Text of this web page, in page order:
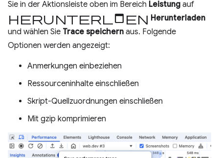
Sie in der Aktionsleiste oben im Bereich Leistung auf
Herunterladen Herunterladen
und wählen Sie Trace speichern aus. Folgende
Optionen werden angezeigt:
Anmerkungen einbeziehen
Ressourceninhalte einschließen
Skript-Quellzuordnungen einschließen
Mit gzip komprimieren